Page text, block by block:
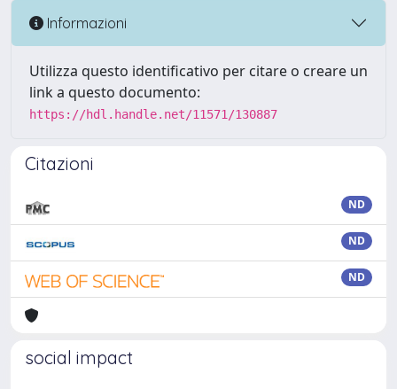
Informazioni
Utilizza questo identificativo per citare o creare un
link a questo documento:
https://hdl.handle.net/11571/130887
Citazioni
ND
ND
ND
social impact